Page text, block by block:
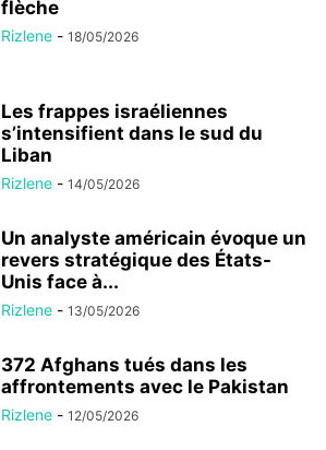
flèche
Rizlene - 18/05/2026
Les frappes israéliennes
s’intensifient dans le sud du
Liban
Rizlene - 14/05/2026
Un analyste américain évoque un
revers stratégique des États-
Unis face à...
Rizlene - 13/05/2026
372 Afghans tués dans les
affrontements avec le Pakistan
Rizlene - 12/05/2026